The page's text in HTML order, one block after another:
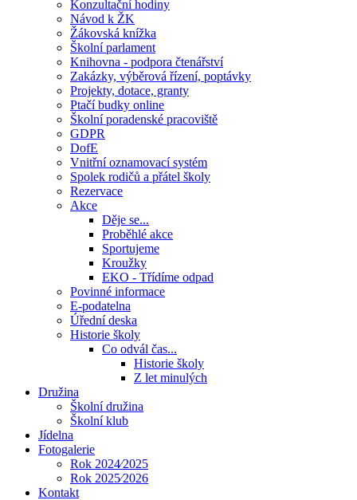
Konzultační hodiny
Návod k ŽK
Žákovská knížka
Školní parlament
Knihovna - podpora čtenářství
Zakázky, výběrová řízení, poptávky
Projekty, dotace, granty
Ptačí budky online
Školní poradenské pracoviště
GDPR
DofE
Vnitřní oznamovací systém
Spolek rodičů a přátel školy
Rezervace
Akce
Děje se...
Proběhlé akce
Sportujeme
Kroužky
EKO - Třídíme odpad
Povinné informace
E-podatelna
Úřední deska
Historie školy
Co odvál čas...
Historie školy
Z let minulých
Družina
Školní družina
Školní klub
Jídelna
Fotogalerie
Rok 2024⁄2025
Rok 2025⁄2026
Kontakt